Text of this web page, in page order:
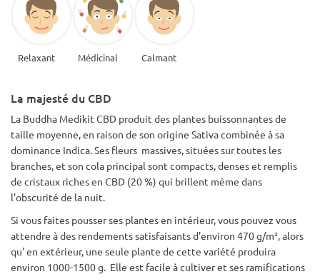
Relaxant Médicinal Calmant
La majesté du CBD
La Buddha Medikit CBD produit des plantes buissonnantes de
taille moyenne, en raison de son origine Sativa combinée à sa
dominance Indica. Ses fleurs massives, situées sur toutes les
branches, et son cola principal sont compacts, denses et remplis
de cristaux riches en CBD (20 %) qui brillent même dans
l'obscurité de la nuit.
Si vous faites pousser ses plantes en intérieur, vous pouvez vous
attendre à des rendements satisfaisants d'environ 470 g/m², alors
qu' en extérieur, une seule plante de cette variété produira
environ 1000-1500 g. Elle est facile à cultiver et ses ramifications